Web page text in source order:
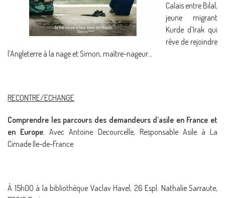
Calais entre Bilal,
jeune migrant
Kurde d’Irak qui
rêve de rejoindre
l’Angleterre à la nage et Simon, maître-nageur…
RECONTRE/ECHANGE
Comprendre les parcours des demandeurs d’asile en France et
en Europe.Avec Antoine Decourcelle, Responsable Asile à La
Cimade Ile-de-France
À 15h00 à la bibliothèque Vaclav Havel, 26 Espl. Nathalie Sarraute,